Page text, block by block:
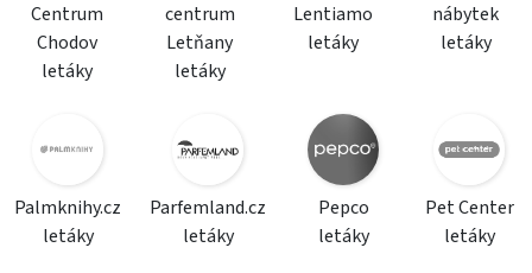
Centrum
Chodov
letáky
centrum
Letňany
letáky
Lentiamo
letáky
nábytek
letáky
Palmknihy.cz
letáky
Parfemland.cz
letáky
Pepco
letáky
Pet Center
letáky